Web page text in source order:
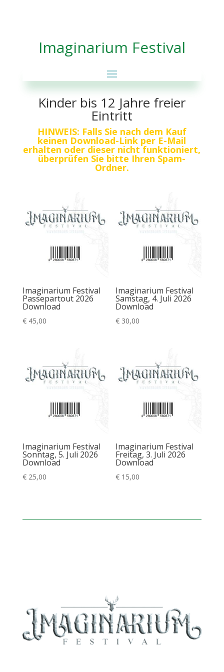
Imaginarium Festival
Kinder bis 12 Jahre freier
Eintritt
HINWEIS: Falls Sie nach dem Kauf
keinen Download-Link per E-Mail
erhalten oder dieser nicht funktioniert,
überprüfen Sie bitte Ihren Spam-
Ordner.
Imaginarium Festival
Passepartout 2026
Download
€45,00
Imaginarium Festival
Samstag, 4. Juli 2026
Download
€ 30,00
Imaginarium Festival
Sonntag, 5. Juli 2026
Download
€25,00
Imaginarium Festival
Freitag, 3. Juli 2026
Download
€ 15,00